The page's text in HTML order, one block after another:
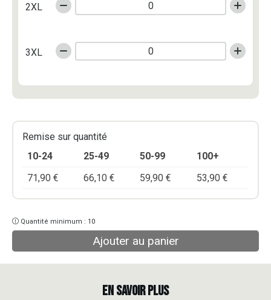
2XL
3XL
Remise sur quantité
10-24
25-49 50-99
100+
71,90 € 66,10 € 59,90 € 53,90 €
Quantité minimum : 10
Ajouter au panier
EN SAVOIR PLUS